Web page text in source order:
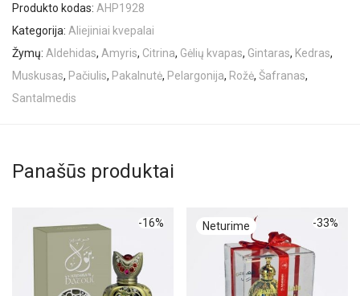
Produkto kodas: AHP1928
Kategorija: Aliejiniai kvepalai
Žymų: Aldehidas, Amyris, Citrina, Gėlių kvapas, Gintaras, Kedras,
Muskusas, Pačiulis, Pakalnutė, Pelargonija, Rožė, Šafranas,
Santalmedis
Panašūs produktai
-16% -33%